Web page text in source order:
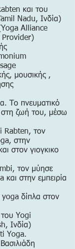
και του
Nadu, Ινδία)
Alliance
Provider)
μουσικής ,
Το πνευματικό
στη ζωή του, μέσω
Rabten, τον
στην
στον γιογκικο
τον μύησε
στην εμπειρία
δίπλα στον
Yogi
Ινδία)
Yoga.